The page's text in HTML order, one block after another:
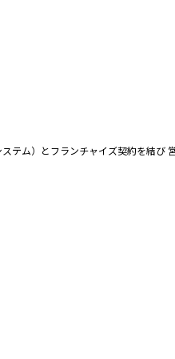
ム）とフランチャイズ契約を結び